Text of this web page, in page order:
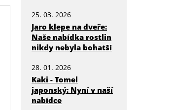
25. 03. 2026
Jaro klepe na dveře:
Naše nabídka rostlin
nikdy nebyla bohatší
28. 01. 2026
Kaki - Tomel
japonský: Nyní v naší
nabídce